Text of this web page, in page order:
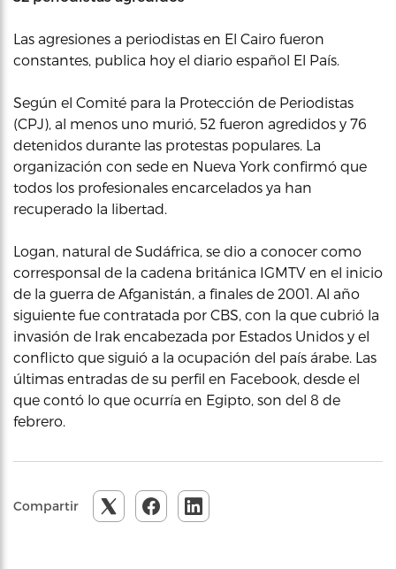
Las agresiones a periodistas en El Cairo fueron
constantes, publica hoy el diario español El País.
Según el Comité para la Protección de Periodistas
(CPJ), al menos uno murió, 52 fueron agredidos y 76
detenidos durante las protestas populares. La
organización con sede en Nueva York confirmó que
todos los profesionales encarcelados ya han
recuperado la libertad.
Logan, natural de Sudáfrica, se dio a conocer como
corresponsal de la cadena británica IGMTV en el inicio
de la guerra de Afganistán, a finales de 2001. Al año
siguiente fue contratada por CBS, con la que cubrió la
invasión de Irak encabezada por Estados Unidos y el
conflicto que siguió a la ocupación del país árabe. Las
últimas entradas de su perfil en Facebook, desde el
que contó lo que ocurría en Egipto, son del 8 de
febrero.
Compartir